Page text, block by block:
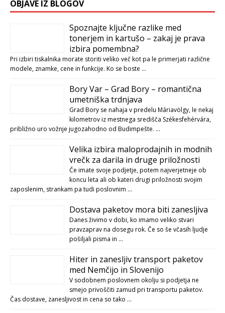
OBJAVE IZ BLOGOV
Spoznajte ključne razlike med
tonerjem in kartušo – zakaj je prava
izbira pomembna?
Pri izbiri tiskalnika morate storiti veliko več kot pa le primerjati različne
modele, znamke, cene in funkcije. Ko se boste …
Bory Var – Grad Bory – romantična
umetniška trdnjava
Grad Bory se nahaja v predelu Máriavölgy, le nekaj
kilometrov iz mestnega središča Székesfehérvára,
približno uro vožnje jugozahodno od Budimpešte. …
Velika izbira maloprodajnih in modnih
vrečk za darila in druge priložnosti
Če imate svoje podjetje, potem najverjetneje ob
koncu leta ali ob kateri drugi priložnosti svojim
zaposlenim, strankam pa tudi poslovnim …
Dostava paketov mora biti zanesljiva
Danes živimo v dobi, ko imamo veliko stvari
pravzaprav na dosegu rok. Če so še včasih ljudje
pošiljali pisma in …
Hiter in zanesljiv transport paketov
med Nemčijo in Slovenijo
V sodobnem poslovnem okolju si podjetja ne
smejo privoščiti zamud pri transportu paketov.
Čas dostave, zanesljivost in cena so tako …